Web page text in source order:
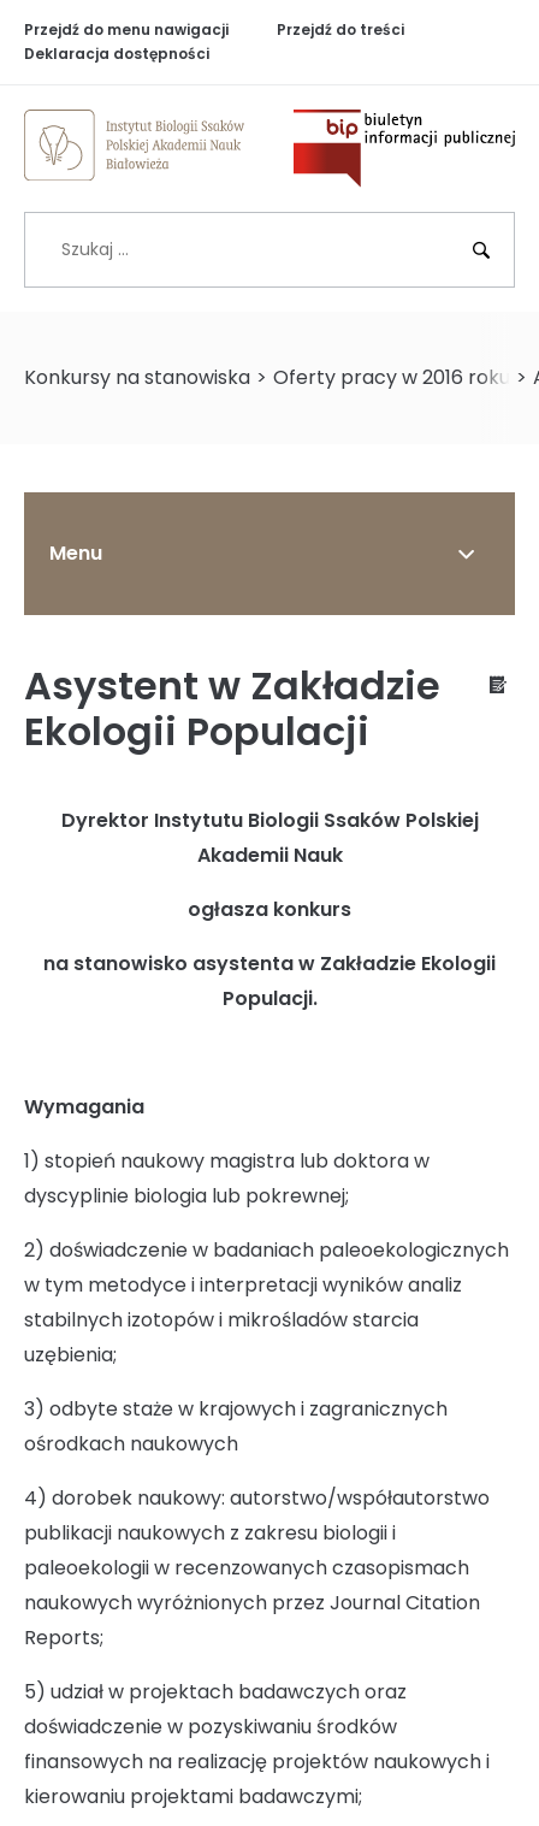
Przejdź do menu nawigacji
Przejdź do treści
Deklaracja dostępności
Biuletyn
Szukaj
>
Konkursy na stanowiska > Oferty pracy w 2016 roku >
Menu
O Instytucie
Status prawny
Szkoła doktorska Bioplanet
Konkursy na stanowiska
Zamówienia publiczne
Ogłoszenia
Standardy Ochrony Małoletnich w
Instytucie Biologii Ssaków PAN
Asystent w Zakładzie
Ekologii Populacji
Dyrektor Instytutu Biologii Ssaków Polskiej
Akademii Nauk
ogłasza konkurs
na stanowisko asystenta w Zakładzie Ekologii
Populacji.
Wymagania
1) stopień naukowy magistra lub doktora w
dyscyplinie biologia lub pokrewnej;
2) doświadczenie w badaniach paleoekologicznych
w tym metodyce i interpretacji wyników analiz
stabilnych izotopów i mikrośladów starcia
uzębienia;
3) odbyte staże w krajowych i zagranicznych
ośrodkach naukowych
4) dorobek naukowy: autorstwo/współautorstwo
publikacji naukowych z zakresu biologii i
paleoekologii w recenzowanych czasopismach
naukowych wyróżnionych przez Journal Citation
Reports;
5) udział w projektach badawczych oraz
doświadczenie w pozyskiwaniu środków
finansowych na realizację projektów naukowych i
kierowaniu projektami badawczymi;